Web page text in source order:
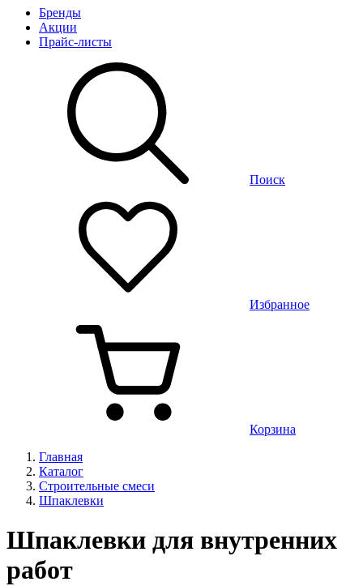
Бренды
Акции
Прайс-листы
Поиск
Избранное
Корзина
Главная
Каталог
Строительные смеси
Шпаклевки
Шпаклевки для внутренних
работ